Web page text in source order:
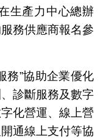
生產力中心總辦
務供應商報名參
務”協助企業優化
診斷服務及數字
化營運、線上營
通線上支付等協